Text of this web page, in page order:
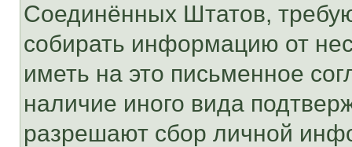
Соединённых Штатов,
собирать информацию от
иметь на это письменное
наличие иного вида
разрешают сбор личной